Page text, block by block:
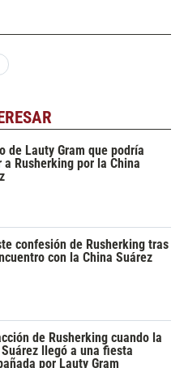
de Lauty Gram que podría
a Rusherking por la China
confesión de Rusherking tras
con la China Suárez
de Rusherking cuando la
llegó a una fiesta
por Lauty Gram